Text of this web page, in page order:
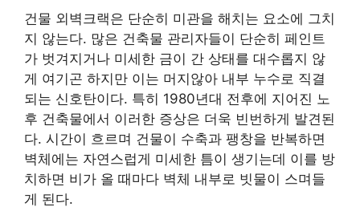
건물 외벽크랙은 단순히 미관을 해치는 요소에 그치
지 않는다. 많은 건축물 관리자들이 단순히 페인트
가 벗겨지거나 미세한 금이 간 상태를 대수롭지 않
게 여기곤 하지만 이는 머지않아 내부 누수로 직결
되는 신호탄이다. 특히 1980년대 전후에 지어진 노
후 건축물에서 이러한 증상은 더욱 빈번하게 발견된
다. 시간이 흐르며 건물이 수축과 팽창을 반복하면
벽체에는 자연스럽게 미세한 틈이 생기는데 이를 방
치하면 비가 올 때마다 벽체 내부로 빗물이 스며들
게 된다.